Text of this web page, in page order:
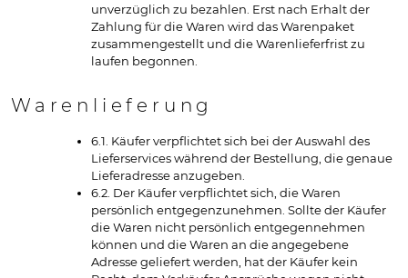
unverzüglich zu bezahlen. Erst nach Erhalt der
Zahlung für die Waren wird das Warenpaket
zusammengestellt und die Warenlieferfrist zu
laufen begonnen.
Warenlieferung
6.1. Käufer verpflichtet sich bei der Auswahl des
Lieferservices während der Bestellung, die genaue
Lieferadresse anzugeben.
6.2. Der Käufer verpflichtet sich, die Waren
persönlich entgegenzunehmen. Sollte der Käufer
die Waren nicht persönlich entgegennehmen
können und die Waren an die angegebene
Adresse geliefert werden, hat der Käufer kein